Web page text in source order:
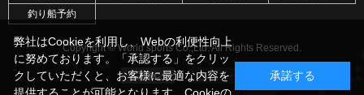
釣り船予約
Copyright © World sports Co.,Ltd. All Rights Reserved.
弊社はCookieを利用し、Webの利便性向上
に努めております。「承認する」をクリッ
クしていただくと、お客様に最適な内容を
承諾する